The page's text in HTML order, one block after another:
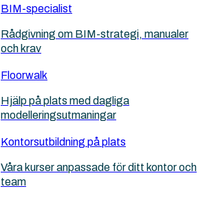
BIM-specialist
Rådgivning om BIM-strategi, manualer
och krav
Floorwalk
Hjälp på plats med dagliga
modelleringsutmaningar
Kontorsutbildning på plats
Våra kurser anpassade för ditt kontor och
team